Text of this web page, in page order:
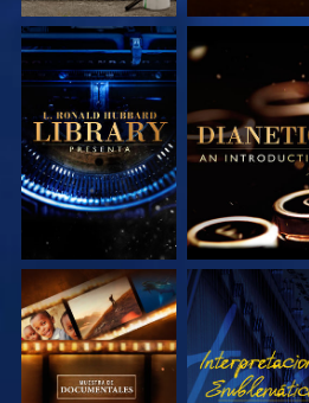
EXPLORA LAS
SERIES
EXPLORA LAS
SERIES
EXPLORA LAS
SERIES
VE